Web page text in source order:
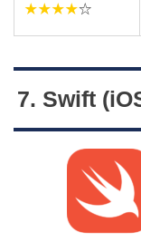
★★★★☆
7. Swift